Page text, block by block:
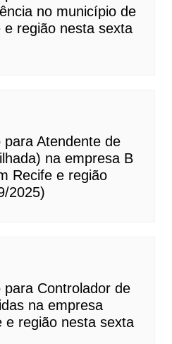
no município de
e região nesta sexta
Atendente de
na empresa B
Recife e região
2025)
Controlador de
na empresa
e região nesta sexta